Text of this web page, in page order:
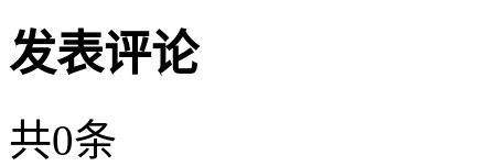
发表评论
共0条